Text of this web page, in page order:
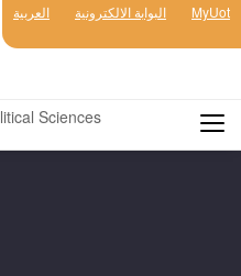
العربية البوابة الالكترونية MyUot
Sciences